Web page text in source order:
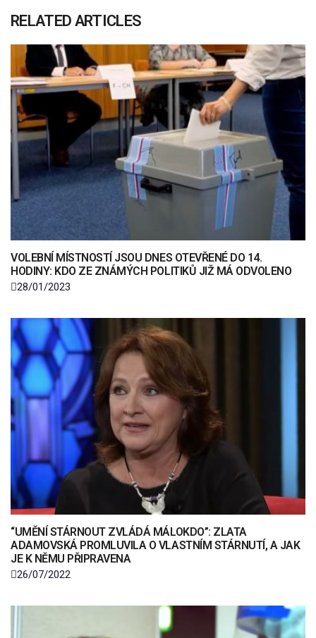
RELATED ARTICLES
VOLEBNÍ MÍSTNOSTÍ JSOU DNES OTEVŘENÉ DO 14.
HODINY: KDO ZE ZNÁMÝCH POLITIKŮ JIŽ MÁ ODVOLENO
28/01/2023
“UMĚNÍ STÁRNOUT ZVLÁDÁ MÁLOKDO”: ZLATA
ADAMOVSKÁ PROMLUVILA O VLASTNÍM STÁRNUTÍ, A JAK
JE K NĚMU PŘIPRAVENA
26/07/2022